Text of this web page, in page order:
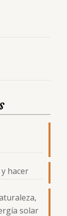
hacer
solar